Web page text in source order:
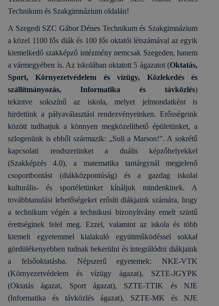
Technikum és Szakgimnázium oldalán!
A Szegedi SZC Gábor Dénes Technikum és Szakgimnázium
a közel 1100 fős diák és 100 fős oktatói létszámával az egyik
kiemelkedő szakképző intézmény nemcsak Szegeden, hanem
a vármegyében is. Az iskolában oktatott 5 ágazatot (Oktatás,
Sport, Környezetvédelem és vízügy, Közlekedés és
szállítmányozás, Informatika és távközlés)
tekintve
sokszínű az iskola, melyet jelmondatként is
hirdetünk a pályaválasztási rendezvényeinken. Erősségeink
között tudhatjuk a könnyen megközelíthető épületünket, a
szlogenünk is ebből származik: „Suli a Marson!”. A sokrétű
kapcsolati rendszerünket a duális képzőhelyekkel
(Szakképzés 4.0), a matematika tantárgynál megjelenő
csoportbontást (diákközpontúság) és a gazdag iskolai
kulturális- és sportéletünket kínáljuk mindenkinek. A
továbbtanulási lehetőségeket erősíti diákjaink számára, hogy
a technikum végén a technikusi bizonyítvány emelt szintű
érettséginek felel meg. Ezzel, valamint az iskola és több
kiemelt egyetemmel kialakuló együttműködéssel sokkal
gördülékenyebben tudnak bekerülni és integrálódni diákjaink
a felsőoktatásba. Népszerű egyetemek: NKE-VTK
(Környezetvédelem és vízügy ágazat), SZTE-JGYPK
(Oktatás ágazat, Sport ágazat), SZTE-TTIK és NJE
(Informatika és távközlés ágazat), SZTE-MK és NJE